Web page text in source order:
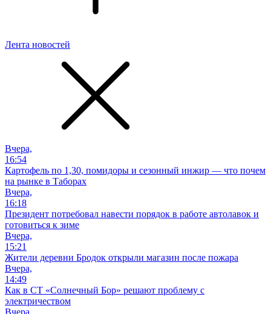
Лента новостей
Вчера,
16:54
Картофель по 1,30, помидоры и сезонный инжир — что почем
на рынке в Таборах
Вчера,
16:18
Президент потребовал навести порядок в работе автолавок и
готовиться к зиме
Вчера,
15:21
Жители деревни Бродок открыли магазин после пожара
Вчера,
14:49
Как в СТ «Солнечный Бор» решают проблему с
электричеством